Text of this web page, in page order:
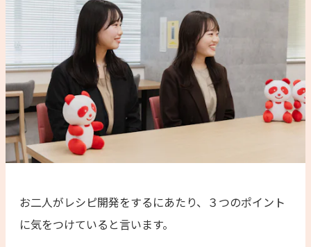
お二人がレシピ開発をするにあたり、３つのポイント
に気をつけていると言います。